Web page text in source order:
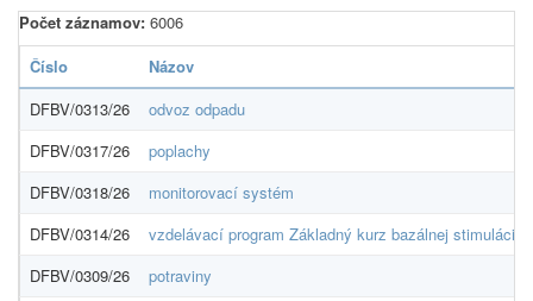
Počet záznamov: 6006
Číslo
Názov
DFBV/0313/26
odvoz odpadu
DFBV/0317/26
poplachy
DFBV/0318/26
monitorovací systém
DFBV/0314/26
vzdelávací program Základný kurz bazálnej stimulácie
DFBV/0309/26
potraviny